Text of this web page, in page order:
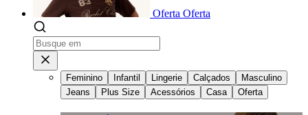
Oferta Oferta
Feminino Infantil Lingerie Calçados
Masculino
Jeans
Plus Size Acessórios Casa Oferta